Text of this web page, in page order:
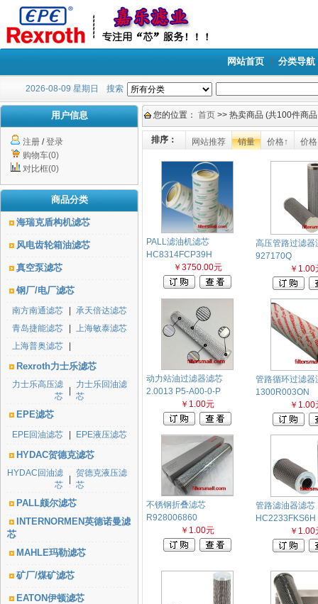
网站首页 分类导航
2026-08-09 星期日 搜索
用户信息
注册 /登录
购物车(0)
对比框(0)
商品分类
海瑞克盾构机滤芯
风电齿轮箱油滤芯
真空泵滤芯
钢厂/电厂滤芯
南方南通滤芯
承天倍达滤芯
青岛捷能滤芯
上海敏泰滤芯
上海普奥滤芯
Rexroth力士乐滤芯
力士乐高压滤
芯
力士乐回油滤
芯
EPE滤芯
EPE回油滤芯 EPE液压滤芯
HYDAC贺德克滤芯
HYDAC回油滤
芯
贺德克液压滤
芯
PALL颇尔滤芯
INTERNORMEN英德诺曼滤
芯
MAHLE玛勒滤芯
矿厂/煤矿滤芯
EATON伊顿滤芯
您的位置： 首页 >> 热卖商品 (共100件商
排序： 网站推荐 销量 价格↑ 价
PALL滤油机滤芯
HC8314FCP39H
￥3750.00元
高压管路过滤器
927170Q
￥1.00
动力站油过滤器滤芯
2.0013 P5-A00-0-P
￥1.00元
管路循环过滤器
1300R003ON
￥1.00
不锈钢折叠滤芯
R928006860
￥1.00元
管路滤油器滤芯
HC2233FKS6H
￥1.00